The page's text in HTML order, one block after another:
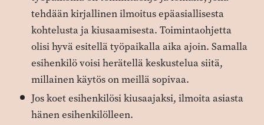
tehdään kirjallinen ilmoitus epäasiallisesta
kohtelusta ja kiusaamisesta. Toimintaohjetta
olisi hyvä esitellä työpaikalla aika ajoin. Samalla
esihenkilö voisi herätellä keskustelua siitä,
millainen käytös on meillä sopivaa.
Jos koet esihenkilösi kiusaajaksi, ilmoita asiasta
hänen ­esihenkilölleen.